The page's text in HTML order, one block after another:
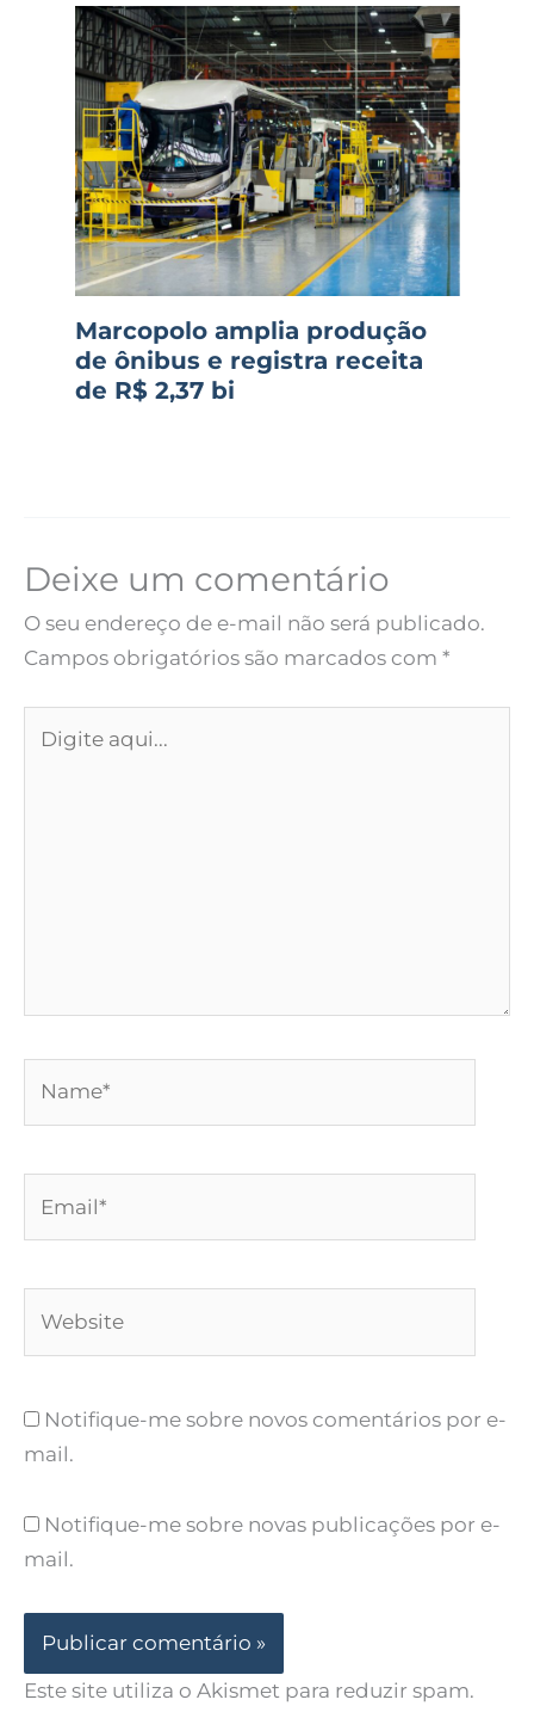
Marcopolo amplia produção
de ônibus e registra receita
de R$ 2,37 bi
Deixe um comentário
O seu endereço de e-mail não será publicado.
Campos obrigatórios são marcados com *
aqui...
Notifique-me sobre novos comentários por e-
mail.
Notifique-me sobre novas publicações por e-
mail.
Este site utiliza o Akismet para reduzir spam.